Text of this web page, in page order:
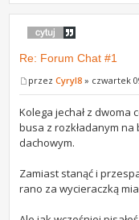
Re: Forum Chat #1
przezCyryl8 » czwartek
Kolega jechał z dwoma
busa z rozkładanym na
dachowym.
Zamiast stanąć i
rano za wycieraczką